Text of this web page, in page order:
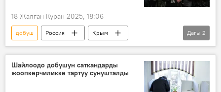
18 Жалган Куран 2025, 18:06
добуш Россия
Крым
референдум
чечим
Дагы 2
Шайлоодо добушун саткандарды
жоопкерчиликке тартуу сунушталды